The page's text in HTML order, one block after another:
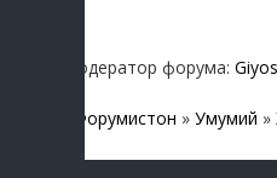
Модератор форума: Giyos
Форумистон » Умумий »